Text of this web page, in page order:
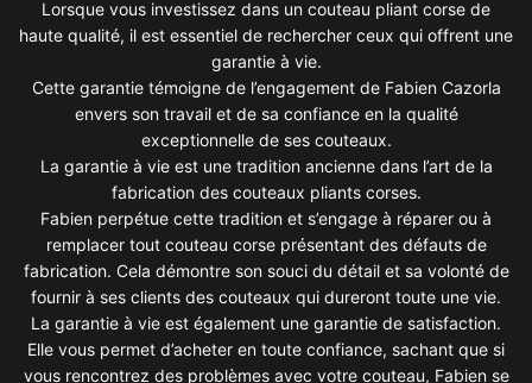
Lorsque vous investissez dans un couteau pliant corse de
haute qualité, il est essentiel de rechercher ceux qui offrent une
garantie à vie.
Cette garantie témoigne de l’engagement de Fabien Cazorla
envers son travail et de sa confiance en la qualité
exceptionnelle de ses couteaux.
La garantie à vie est une tradition ancienne dans l’art de la
fabrication des couteaux pliants corses.
Fabien perpétue cette tradition et s’engage à réparer ou à
remplacer tout couteau corse présentant des défauts de
fabrication. Cela démontre son souci du détail et sa volonté de
fournir à ses clients des couteaux qui dureront toute une vie.
La garantie à vie est également une garantie de satisfaction.
Elle vous permet d’acheter en toute confiance, sachant que si
vous rencontrez des problèmes avec votre couteau, Fabien se